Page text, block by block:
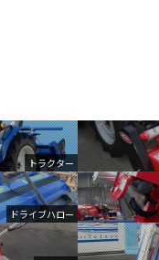
トラクター
ドライブハロー